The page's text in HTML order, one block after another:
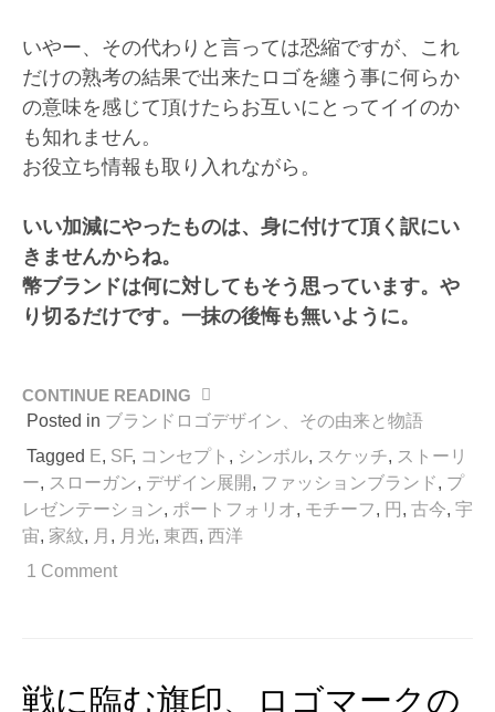
いやー、その代わりと言っては恐縮ですが、これ
だけの熟考の結果で出来たロゴを纏う事に何らか
の意味を感じて頂けたらお互いにとってイイのか
も知れません。
お役立ち情報も取り入れながら。
いい加減にやったものは、身に付けて頂く訳にい
きませんからね。
幣ブランドは何に対してもそう思っています。や
り切るだけです。一抹の後悔も無いように。
CONTINUE READING
“戦
に
臨
む
旗
印、
ロ
由
Posted in ブランドロゴデザイン、その由来と物語
Tagged E, SF, コンセプト , シンボル, スケッチ, ストーリ
ー, スローガン, デザイン展開, ファッションブランド, プ
レゼンテーション, ポートフォリオ, モチーフ, 円 , 古今, 宇
宙, 家紋, 月 , 月光, 東西, 西洋
1 Comment
戦に臨む旗印、ロゴマークの